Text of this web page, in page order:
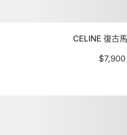
CELINE 復古
$7,900